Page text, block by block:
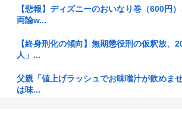
【悲報】ディズニーのおいなり巻（600円
両論w...
【終身刑化の傾向】無期懲役刑の仮釈放、
人」...
父親「値上げラッシュでお味噌汁が飲めま
は味...